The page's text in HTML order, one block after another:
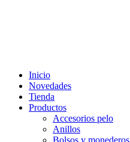
Inicio
Novedades
Tienda
Productos
Accesorios pelo
Anillos
Bolsos y monederos